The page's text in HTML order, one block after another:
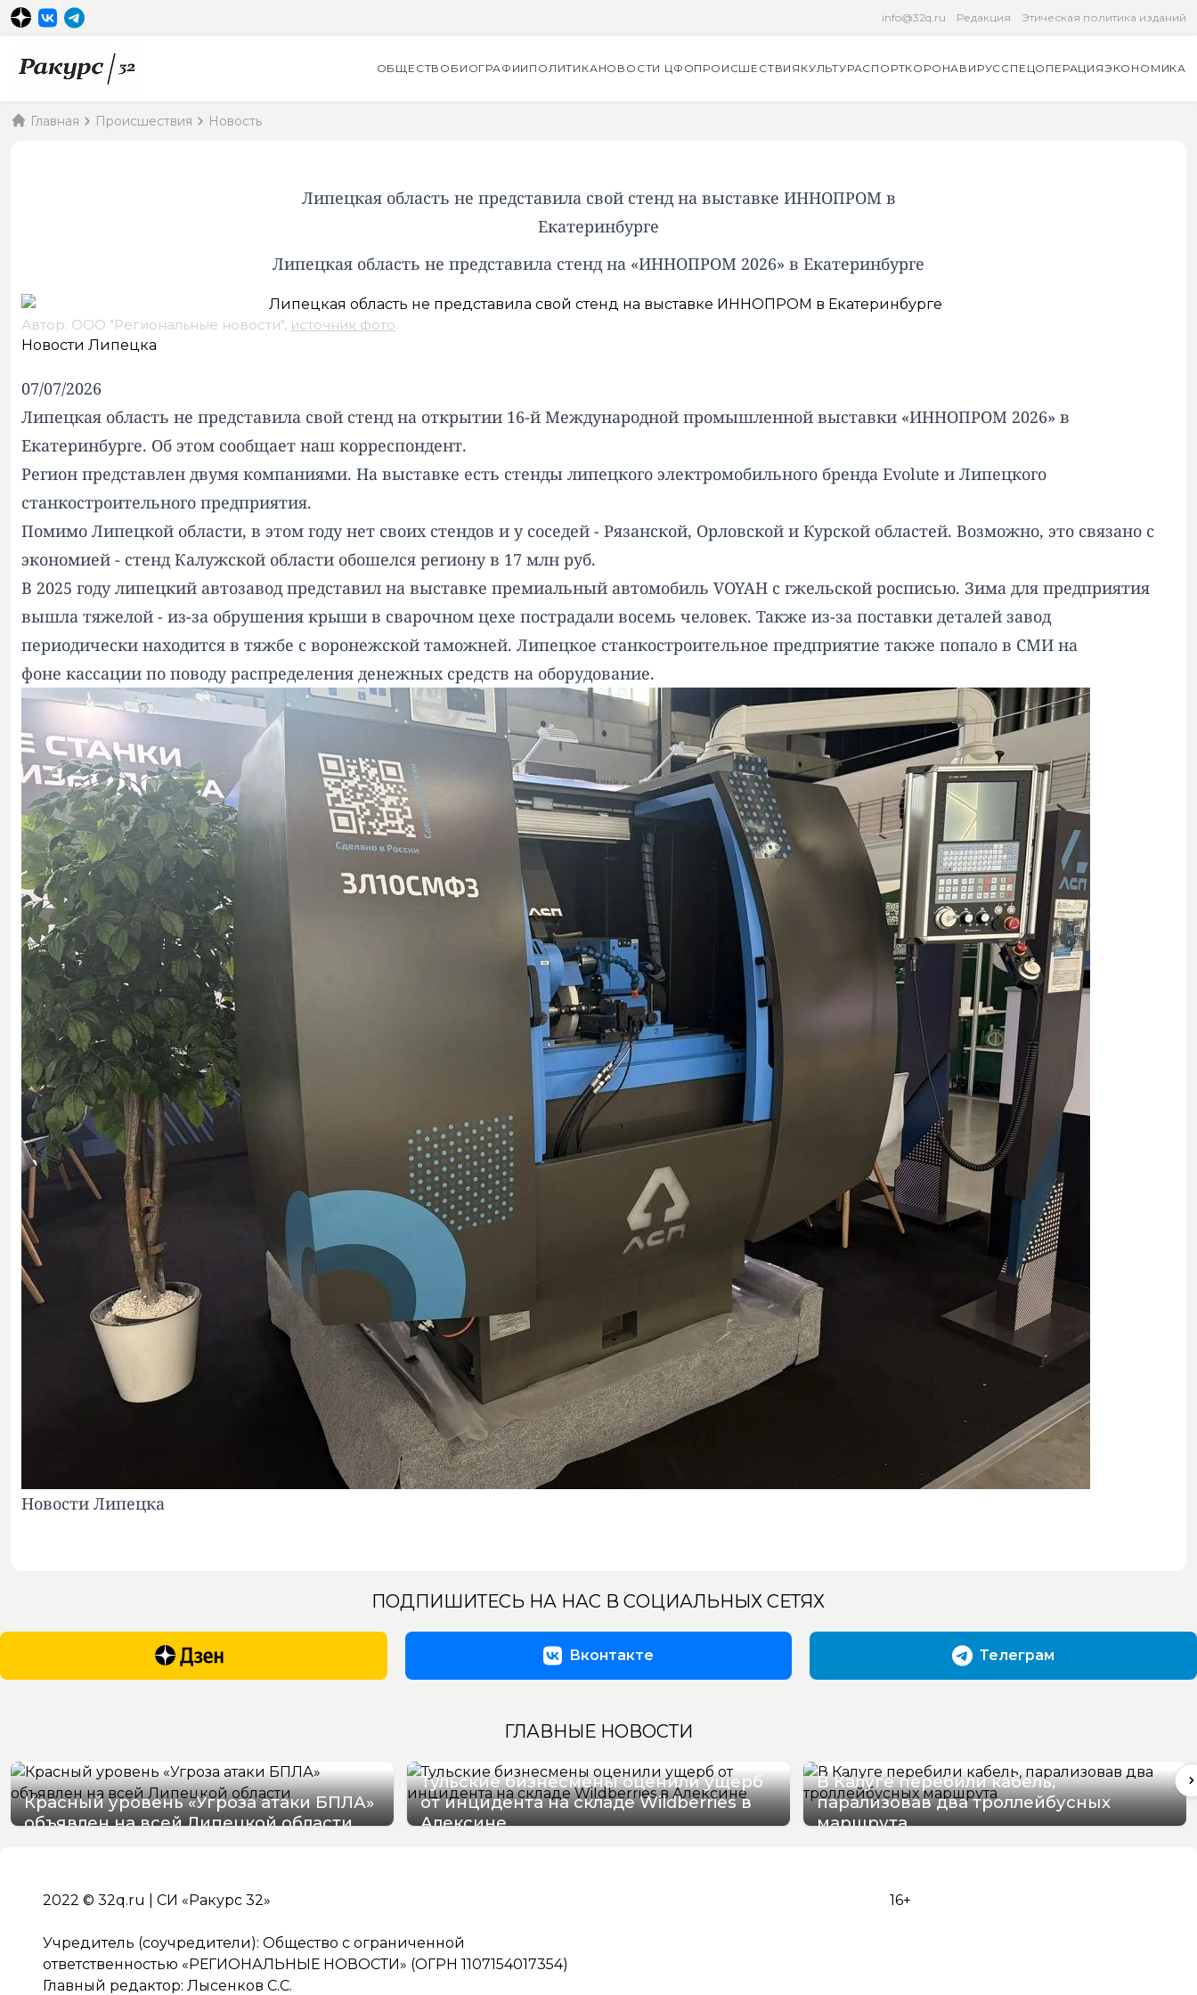
info@32q.ru Редакция Этическая политика изданий
ОБЩЕСТВО БИОГРАФИИ ПОЛИТИКАНОВОСТИ ЦФОПРОИСШЕСТВИЯ КУЛЬТУРАСПОРТКОРОНАВИРУССПЕЦОПЕРАЦИЯЭКОНОМИКА
Главная Происшествия Новость
Липецкая область не представила свой стенд на выставке ИННОПРОМ в
Екатеринбурге
Липецкая область не представила стенд на «ИННОПРОМ 2026» в Екатеринбурге
Автор: ООО "Региональные новости", источник фото.
Новости Липецка
07/07/2026
Липецкая область не представила свой стенд на открытии 16-й Международной промышленной выставки «ИННОПРОМ 2026» в
Екатеринбурге. Об этом сообщает наш корреспондент.
Регион представлен двумя компаниями. На выставке есть стенды липецкого электромобильного бренда Evolute и Липецкого
станкостроительного предприятия.
Помимо Липецкой области, в этом году нет своих стендов и у соседей - Рязанской, Орловской и Курской областей. Возможно, это связано с
экономией - стенд Калужской области обошелся региону в 17 млн руб.
В 2025 году липецкий автозавод представил на выставке премиальный автомобиль VOYAH с гжельской росписью. Зима для предприятия
вышла тяжелой - из-за обрушения крыши в сварочном цехе пострадали восемь человек. Также из-за поставки деталей завод
периодически находится в тяжбе с воронежской таможней. Липецкое станкостроительное предприятие также попало в СМИ на
фоне кассации по поводу распределения денежных средств на оборудование.
Новости Липецка
ПОДПИШИТЕСЬ НА НАС В СОЦИАЛЬНЫХ СЕТЯХ
Вконтакте Телеграм
ГЛАВНЫЕ НОВОСТИ
Красный уровень «Угроза атаки БПЛА»
объявлен на всей Липецкой области
Тульские бизнесмены оценили ущерб
от инцидента на складе Wildberries в
Алексине
В Калуге перебили кабель,
парализовав два троллейбусных
маршрута
2022 © 32q.ru | СИ «Ракурс 32»
Учредитель (соучредители): Общество с ограниченной
ответственностью «РЕГИОНАЛЬНЫЕ НОВОСТИ» (ОГРН 1107154017354)
Главный редактор: Лысенков С.С.
16+